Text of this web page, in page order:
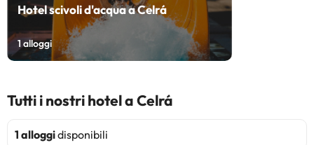
Hotel scivoli d'acqua a Celrá
1 alloggi
Tutti i nostri hotel a Celrá
1 alloggidisponibili